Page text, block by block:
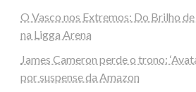
O Vasco nos Extremos: Do Brilho
na Ligga Arena
James Cameron perde o trono:
por suspense da Amazon